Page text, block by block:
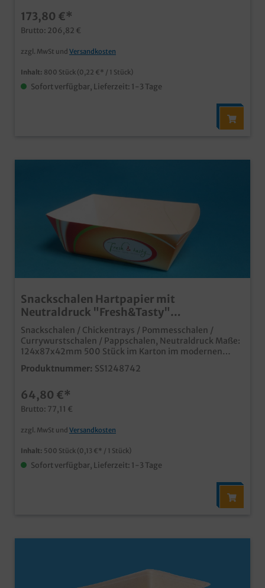
Mikrowellen-und Backofengeeignet ideal für Pommes,
Currywurst, Fingerfood, usw. in Imbiss, Food Truck,
Kantine, usw. in verschiedenen Größen und auch
Unterteilungen erhältlich
173,80 €*
Brutto: 206,82 €
zzgl. MwSt und Versandkosten
Inhalt: 800 Stück (0,22 €* / 1 Stück)
Sofort verfügbar, Lieferzeit: 1-3 Tage
Snackschalen Hartpapier mit
Neutraldruck "Fresh&Tasty"
124x87x42mm 500St
Snackschalen / Chickentrays / Pommesschalen /
Currywurstschalen / Pappschalen, Neutraldruck Maße:
124x87x42mm 500 Stück im Karton im modernen
Neutraldesign "Fresh & Tasty" Ideal für Snacks,
Fingerfood, Currywurst, Pommes usw. aus
Germany" auch mit Ihrem Wunschmotiv bedruckbar,
fragen Sie einfach unseren Kundenservice
Produktnummer: SS1248742
64,80 €*
Brutto: 77,11 €
zzgl. MwSt und Versandkosten
Inhalt: 500 Stück (0,13 €* / 1 Stück)
Sofort verfügbar, Lieferzeit: 1-3 Tage